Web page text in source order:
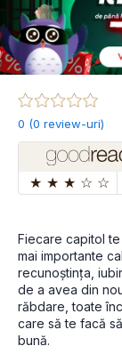
0 (0 review-uri)
★ ★ ★ ☆ ☆
Fiecare capitol
mai importante
recunoștința,
de a avea din
răbdare, toate
care să te facă
bună.